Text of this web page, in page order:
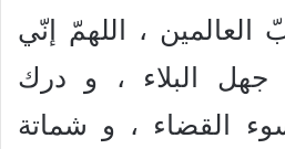
، اللهمّ إنّي
البلاء ، و درك
القضاء ، و شماتة